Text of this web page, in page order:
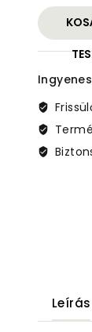
F-
Leírás